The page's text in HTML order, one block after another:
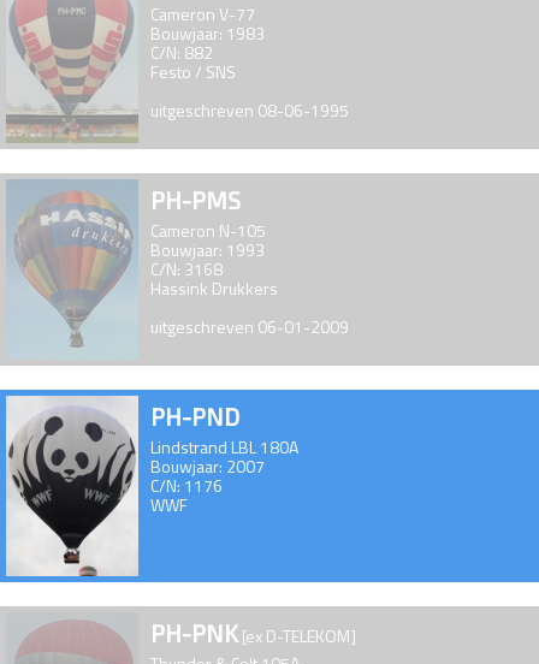
Cameron V-77
Bouwjaar: 1983
C/N: 882
Festo / SNS
uitgeschreven 08-06-1995
PH-PMS
Cameron N-105
Bouwjaar: 1993
C/N: 3168
Hassink Drukkers
uitgeschreven 06-01-2009
PH-PND
Lindstrand LBL 180A
Bouwjaar: 2007
C/N: 1176
WWF
PH-PNK[ex D-TELEKOM]